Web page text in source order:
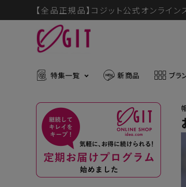
【全品正規品】コジット公式オンライ
特集一覧
メディア掲載アイテム
推し活グッズ
新商品 ブラ
ACCOUNT MENU
ようこそ ゲスト 様